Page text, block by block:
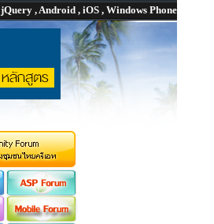
jQuery , Android , iOS , Windows Phone